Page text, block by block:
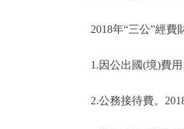
2018年“三公”經費財
1.因公出國(境)費用。
2.公務接待費。2018